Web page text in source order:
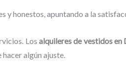
y honestos, apuntando a la
Los alquileres de vestidosen
algún ajuste.